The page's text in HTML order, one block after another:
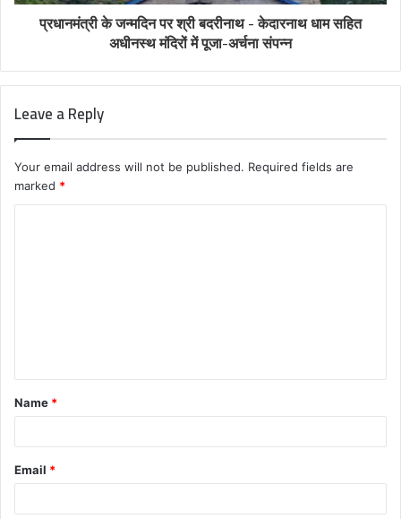
प्रधानमंत्री के जन्मदिन पर श्री बदरीनाथ - केदारनाथ धाम सहित
अधीनस्थ मंदिरों में पूजा-अर्चना संपन्न
Leave a Reply
Your email address will not be published. Required fields are
marked *
t
*
Name *
Email *